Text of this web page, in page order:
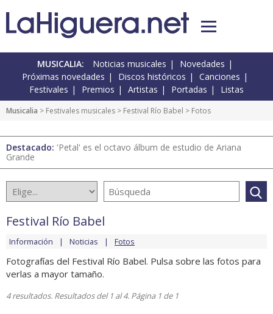
MUSICALIA: Noticias musicales
Novedades
Próximas novedades
Discos históricos
Canciones
Festivales
Premios Artistas Portadas Listas
Musicalia > Festivales musicales > Festival Río Babel > Fotos
Destacado: 'Petal' es el octavo álbum de estudio de Ariana
Grande
Festival Río Babel
Información Noticias Fotos
Fotografías del Festival Río Babel. Pulsa sobre las fotos para
verlas a mayor tamaño.
4 resultados. Resultados del 1 al 4. Página 1 de 1